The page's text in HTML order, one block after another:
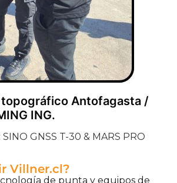
Antofagasta /
ING.
GNSS T-30 & MARS PRO
Villner.cl?
de punta y equipos de